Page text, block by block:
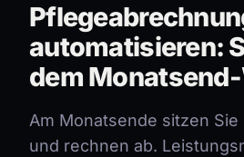
automatisieren:
dem
Am Monatsende sitzen Sie
und rechnen ab.